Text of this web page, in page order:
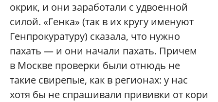
окрик, и они заработали с удвоенной
силой. «Генка» (так в их кругу именуют
Генпрокуратуру) сказала, что нужно
пахать — и они начали пахать. Причем
в Москве проверки были отнюдь не
такие свирепые, как в регионах: у нас
хотя бы не спрашивали прививки от кори